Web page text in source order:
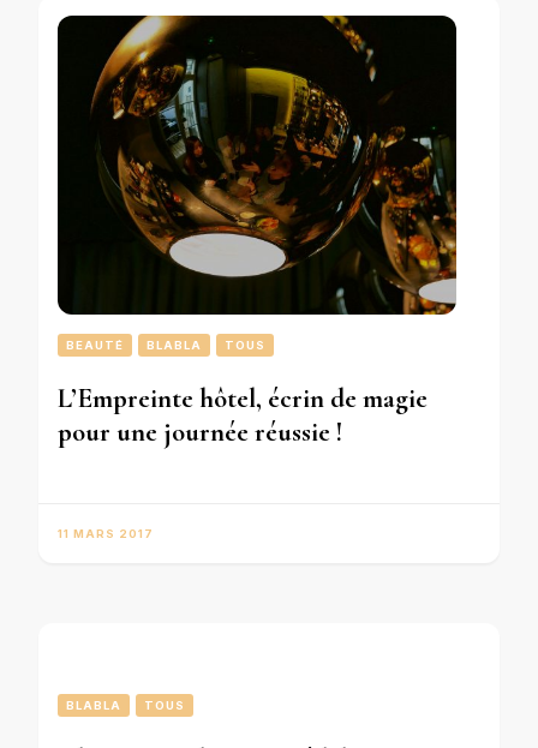
BEAUTÉ BLABLA TOUS
L’Empreinte hôtel, écrin de magie
pour une journée réussie !
11 MARS 2017
BLABLA TOUS